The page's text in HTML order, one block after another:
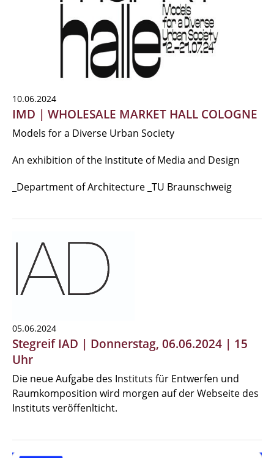
10.06.2024
IMD | WHOLESALE MARKET HALL COLOGNE
Models for a Diverse Urban Society
An exhibition of the Institute of Media and Design
_Department of Architecture _TU Braunschweig
05.06.2024
Stegreif IAD | Donnerstag, 06.06.2024 | 15
Uhr
Die neue Aufgabe des Instituts für Entwerfen und
Raumkomposition wird morgen auf der Webseite des
Instituts veröffenlticht.